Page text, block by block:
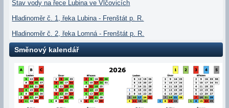
Stav vody na řece Lubina ve Vlčovicích
Hladinoměr č. 1, řeka Lubina - Frenštát p. R.
Hladinoměr č. 2, řeka Lomná - Frenštát p. R.
Směnový kalendář